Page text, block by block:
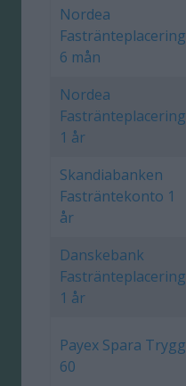
Nordea
Fastränteplacering
6 mån
Nordea
Fastränteplacering
1 år
Skandiabanken
Fasträntekonto 1
år
Danskebank
Fastränteplacering
1 år
Payex Spara Trygg
60